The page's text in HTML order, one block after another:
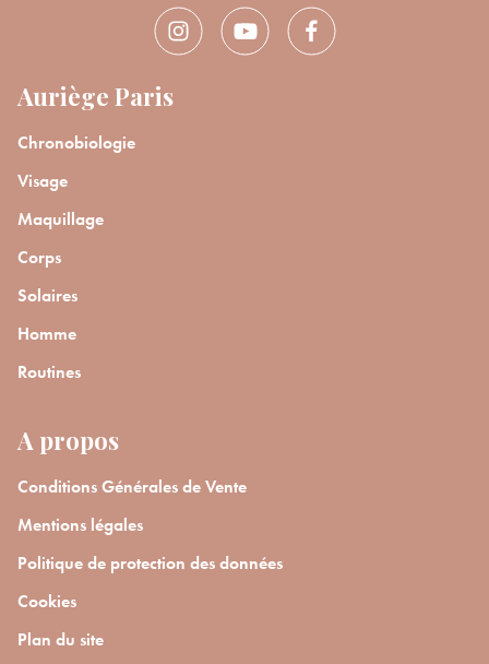
Auriège Paris
Chronobiologie
Visage
Maquillage
Corps
Solaires
Homme
Routines
A propos
Conditions Générales de Vente
Mentions légales
Politique de protection des données
Cookies
Plan du site